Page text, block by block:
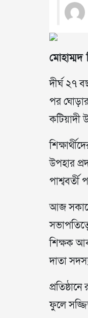
মোহাম্মদ
দীর্ঘ ২৭
পর
কটিয়াদী
উপহার
আজ সকালে
শিক্ষক
দাতা
ফুলে